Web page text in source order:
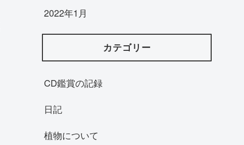
2022年1月
カテゴリー
CD鑑賞の記録
日記
植物について